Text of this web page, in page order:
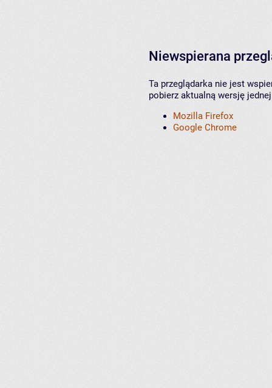
Niewspierana
Ta przeglądarka nie jest
pobierz aktualną wersję
Mozilla Firefox
Google Chrome